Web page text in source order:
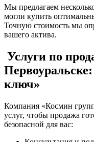
Мы предлагаем
могли купить
Точную стоимость мы
вашего актива.
Услуги по
ключ»
Компания «Космин
услуг, чтобы продажа
безопасной для вас: